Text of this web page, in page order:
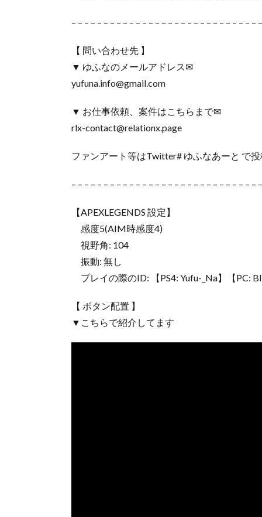
– – – – – – – – – – – – – – – – – – – – – – – – – – – – –
【 問い合わせ先 】
▼ ゆふなのメールアドレス✉
yufuna.info@gmail.com
▼ お仕事依頼、案件はこちらまで✉
rlx-contact@relationx.page
ファンアート等はTwitter# ゆふなあーと で
– – – – – – – – – – – – – – – – – – – – – – – – – – – – –
【APEXLEGENDS 設定】
感度5(AIM時感度4)
視野角: 104
振動: 無し
プレイの際のID: 【PS4: Yufu-_Na】【PC:
【 ボタン配置 】
▼こちらで紹介してます